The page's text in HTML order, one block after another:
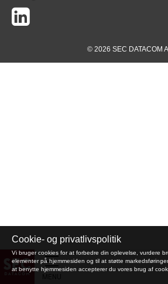
© 2026 SEC DATACOM
Cookie- og privatlivspolitik
Vi bruger cookies for at forbedre din oplevelse, vurdere
elementer på hjemmesiden og til at støtte
at benytte hjemmesiden accepterer du vores brug af